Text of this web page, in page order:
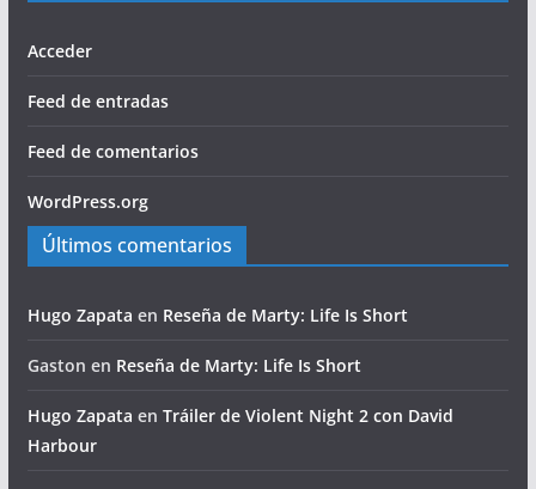
Acceder
Feed de entradas
Feed de comentarios
WordPress.org
Últimos comentarios
Hugo Zapata en Reseña de Marty: Life Is Short
Gaston en Reseña de Marty: Life Is Short
Hugo Zapata en Tráiler de Violent Night 2 con David
Harbour